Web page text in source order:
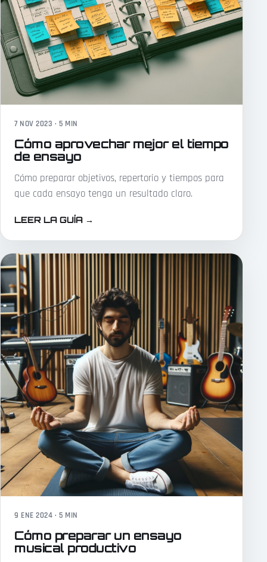
7 NOV 2023 · 5 MIN
Cómo aprovechar mejor el tiempo
de ensayo
Cómo preparar objetivos, repertorio y tiempos para
que cada ensayo tenga un resultado claro.
LEER LA GUÍA →
9 ENE 2024 · 5 MIN
Cómo preparar un ensayo
musical productivo